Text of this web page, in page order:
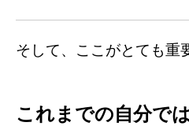
そして、ここがとても重
これまでの自分で